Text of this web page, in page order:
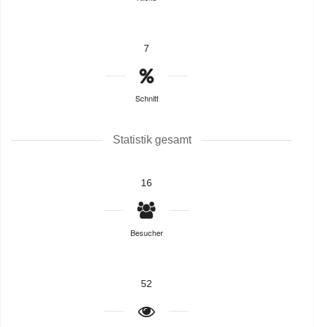
7
Schnitt
Statistik gesamt
16
Besucher
52